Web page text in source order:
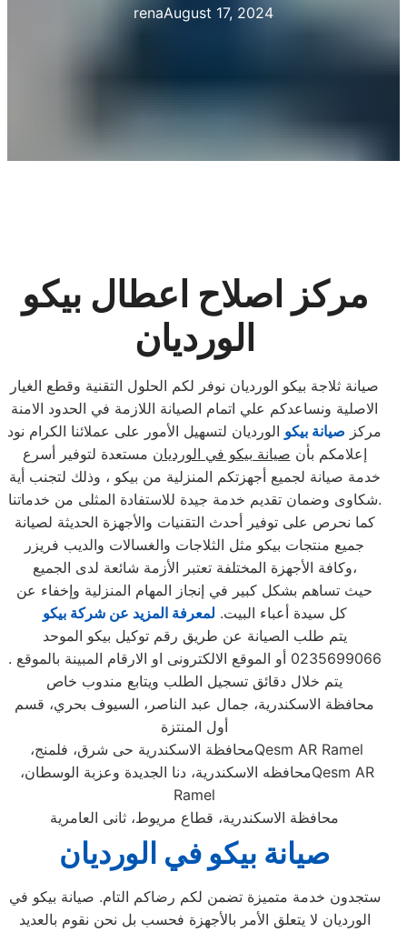
renaAugust 17, 2024
مركز اصلاح اعطال بيكو
الورديان
صيانة ثلاجة بيكو الورديان نوفر لكم الحلول التقنية وقطع الغيار
الاصلية ونساعدكم علي اتمام الصيانة اللازمة في الحدود الامنة
مركز صيانة بيكو الورديان لتسهيل الأمور على عملائنا الكرام نود
إعلامكم بأن صيانة بيكو في الورديان مستعدة لتوفير أسرع
خدمة صيانة لجميع أجهزتكم المنزلية من بيكو ، وذلك لتجنب أية
شكاوى وضمان تقديم خدمة جيدة للاستفادة المثلى من خدماتنا.
كما نحرص على توفير أحدث التقنيات والأجهزة الحديثة لصيانة
جميع منتجات بيكو مثل الثلاجات والغسالات والديب فریزر
وكافة الأجهزة المختلفة تعتبر الأزمة شائعة لدى الجميع،
حيث تساهم بشكل كبير في إنجاز المهام المنزلية وإخفاء عن
كل سيدة أعباء البيت. لمعرفة المزيد عن شركة بيكو
يتم طلب الصيانة عن طريق رقم توكيل بيكو الموحد
0235699066 أو الموقع الالكترونى او الارقام المبينة بالموقع .
يتم خلال دقائق تسجيل الطلب ويتابع مندوب خاص
محافظة الاسكندرية، جمال عبد الناصر، السيوف بحري، قسم
أول المنتزة
محافظة الاسكندرية حى شرق، فلمنج،Qesm AR Ramel
محافظه الاسكندرية، دنا الجديدة وعزبة الوسطان،Qesm AR
Ramel
محافظة الاسكندرية، قطاع مريوط، ثانى العامرية
صيانة بيكو في الورديان
ستجدون خدمة متميزة تضمن لكم رضاكم التام. صيانة بيكو في
الورديان لا يتعلق الأمر بالأجهزة فحسب بل نحن نقوم بالعديد